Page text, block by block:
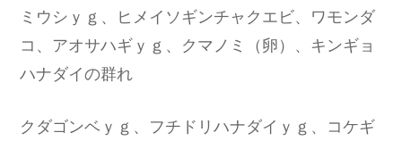
ミウシｙｇ、ヒメイソギンチャクエビ、ワモンダ
コ、アオサハギｙｇ、クマノミ（卵）、キンギョ
ハナダイの群れ
クダゴンベｙｇ、フチドリハナダイｙｇ、コケギ